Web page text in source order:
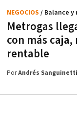
Metrogas
con más
rentable
NEGOCIOS / Balance y
PorAndrés Sanguinetti